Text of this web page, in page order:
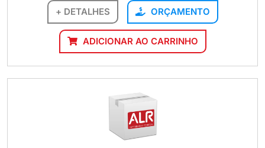
+ DETALHES ORÇAMENTO
ADICIONAR AO CARRINHO